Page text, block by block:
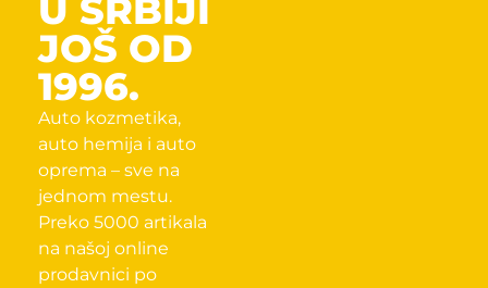
U SRBIJI
JOŠ OD
1996.
Auto kozmetika,
auto hemija i auto
oprema – sve na
jednom mestu.
Preko 5000 artikala
na našoj online
prodavnici po